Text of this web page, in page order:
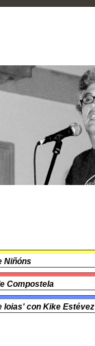
Niñóns
Compostela
loias' con Kike Estévez